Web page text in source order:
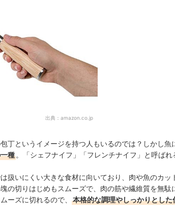
丁をチェック
グもチェック！
出典： amazon.co.jp
丁というイメージを持つ人もいるのでは？しかし魚
種。「シェフナイフ」「フレンチナイフ」と呼ばれ
扱いにくい大きな食材に向いており、肉や魚のカッ
の切りはじめもスムーズで、肉の筋や繊維質を無駄
ーズに切れるので、
本格的な調理やしっかりとし